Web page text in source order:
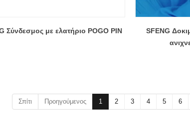
Σύνδεσμος με ελατήριο POGO PIN
SFENG
Σπίτι Προηγούμενος 1 2 3 4 5 6